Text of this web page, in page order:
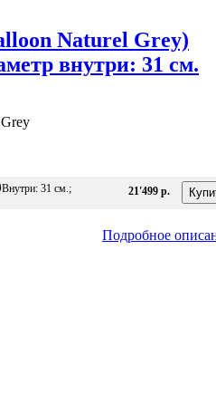
Naturel Grey)
внутри: 31 см.
31 см.;
21'499 р.
Подробное